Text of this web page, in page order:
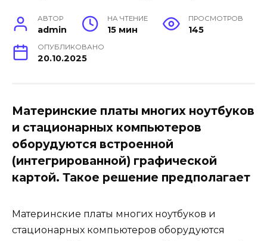
АВТОР
admin
НА ЧТЕНИЕ
15 мин
ПРОСМОТРОВ
145
ОПУБЛИКОВАНО
20.10.2025
Материнские платы многих ноутбуков
и стационарных компьютеров
оборудуются встроенной
(интегрированной) графической
картой. Такое решение предполагает
Материнские платы многих ноутбуков и
стационарных компьютеров оборудуются